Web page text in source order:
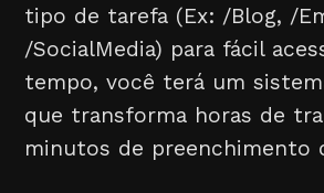
tipo de tarefa (Ex: /Blog, /
/SocialMedia) para fácil
tempo, você terá um
que transforma horas de
minutos de preenchimento